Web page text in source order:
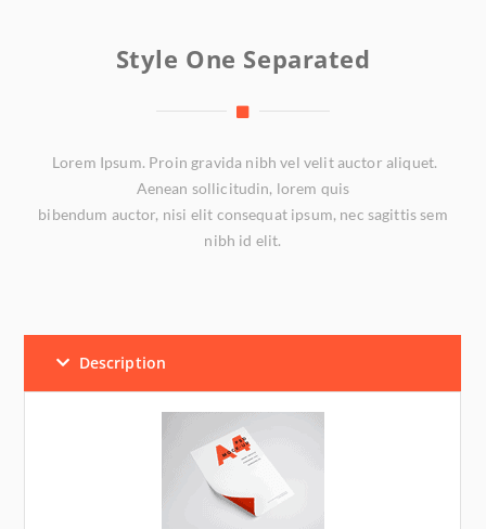
Style One Separated
Lorem Ipsum. Proin gravida nibh vel velit auctor aliquet.
Aenean sollicitudin, lorem quis
bibendum auctor, nisi elit consequat ipsum, nec sagittis sem
nibh id elit.
Description